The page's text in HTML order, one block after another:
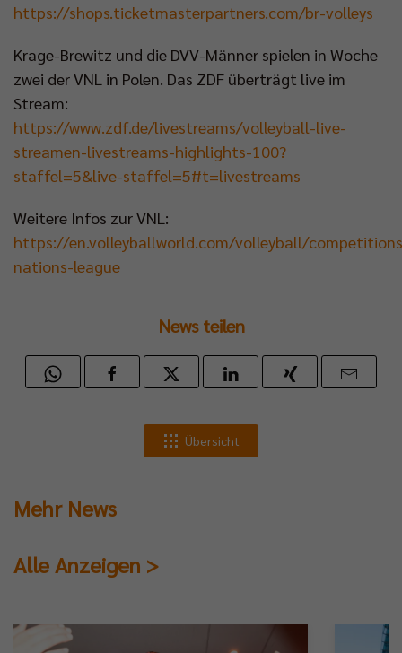
https://shops.ticketmasterpartners.com/br-volleys
Krage-Brewitz und die DVV-Männer spielen in Woche
zwei der VNL in Polen. Das ZDF überträgt live im
Stream:
https://www.zdf.de/livestreams/volleyball-live-
streamen-livestreams-highlights-100?
staffel=5&live-staffel=5#t=livestreams
Weitere Infos zur VNL:
https://en.volleyballworld.com/volleyball/
nations-league
News teilen
Übersicht
Mehr News
Alle Anzeigen >